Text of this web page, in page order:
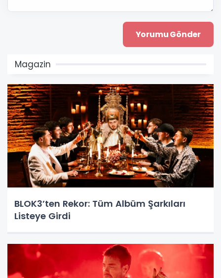
Magazin
BLOK3’ten Rekor: Tüm Albüm Şarkıları
Listeye Girdi